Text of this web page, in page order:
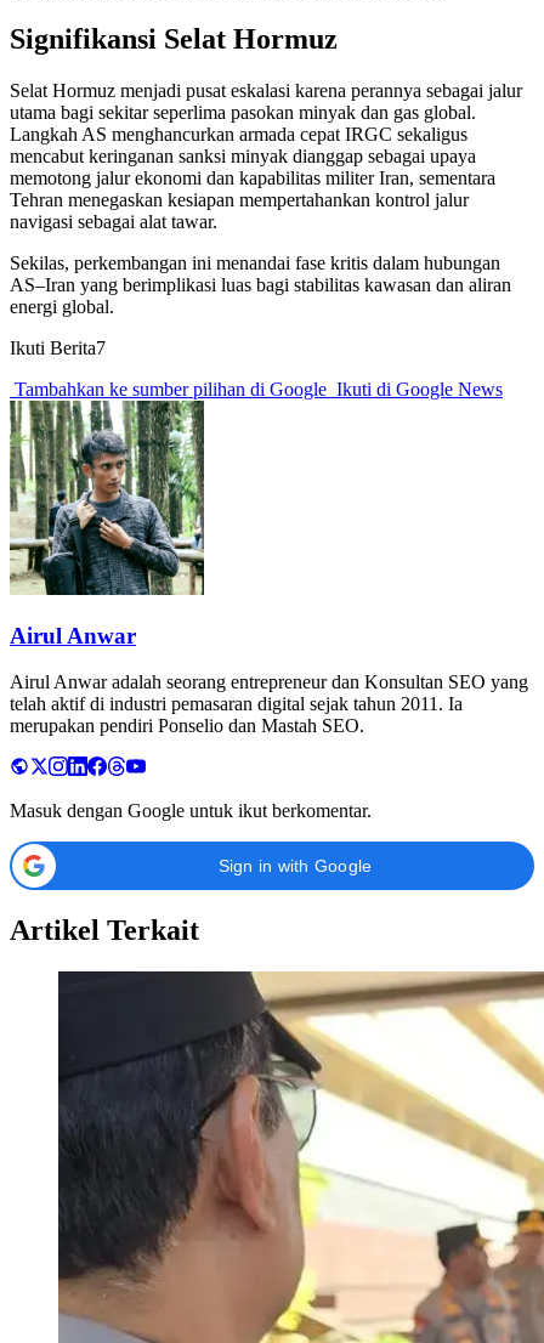
Signifikansi Selat Hormuz
Selat Hormuz menjadi pusat eskalasi karena perannya sebagai jalur
utama bagi sekitar seperlima pasokan minyak dan gas global.
Langkah AS menghancurkan armada cepat IRGC sekaligus
mencabut keringanan sanksi minyak dianggap sebagai upaya
memotong jalur ekonomi dan kapabilitas militer Iran, sementara
Tehran menegaskan kesiapan mempertahankan kontrol jalur
navigasi sebagai alat tawar.
Sekilas, perkembangan ini menandai fase kritis dalam hubungan
AS–Iran yang berimplikasi luas bagi stabilitas kawasan dan aliran
energi global.
Ikuti Berita7
Tambahkan ke sumber pilihan di Google Ikuti di Google News
Airul Anwar
Airul Anwar adalah seorang entrepreneur dan Konsultan SEO yang
telah aktif di industri pemasaran digital sejak tahun 2011. Ia
merupakan pendiri Ponselio dan Mastah SEO.
Masuk dengan Google untuk ikut berkomentar.
Sign in with Google
Artikel Terkait